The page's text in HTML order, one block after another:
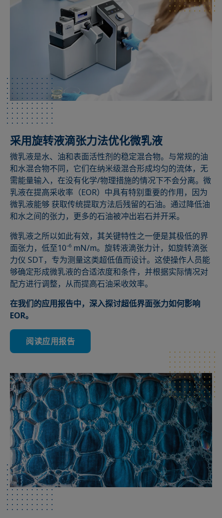
采用旋转液滴张力法优化微乳液
微乳液是水、油和表面活性剂的稳定混合物。与常规的油
和水混合物不同，它们在纳米级混合形成均匀的流体，无
需能量输入，在没有化学/物理措施的情况下不会分离。微
乳液在提高采收率（EOR）中具有特别重要的作用，因为
微乳液能够 获取传统提取方法后残留的石油。通过降低油
和水之间的张力，更多的石油被冲出岩石并开采。
微乳液之所以如此有效，其关键特性之一便是其极低的界
面张力，低至10⁻⁶ mN/m。旋转液滴张力计，如旋转滴张
力仪 SDT，专为测量这类超低值而设计。这使操作人员能
够确定形成微乳液的合适浓度和条件，并根据实际情况对
配方进行调整，从而提高石油采收效率。
在我们的应用报告中，深入探讨超低界面张力如何影响
EOR。
阅读应用报告